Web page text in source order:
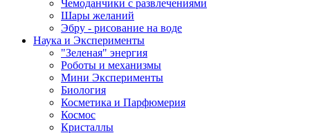
Чемоданчики с развлечениями
Шары желаний
Эбру - рисование на воде
Наука и Эксперименты
"Зеленая" энергия
Роботы и механизмы
Мини Эксперименты
Биология
Косметика и Парфюмерия
Космос
Кристаллы